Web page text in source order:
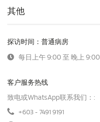
其他
探访时间：普通病房
每日上午 9:00 至 晚上 9:00
客户服务热线
致电或WhatsApp联系我们：:
+603 - 7491 9191